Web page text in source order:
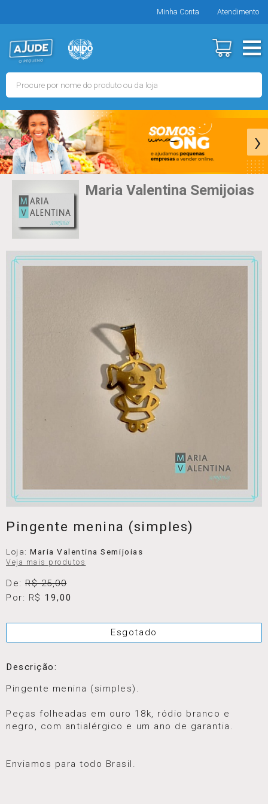
Minha Conta Atendimento
‹ ›
Maria Valentina Semijoias
Pingente menina (simples)
Loja:Maria Valentina Semijoias
Veja mais produtos
De:R$ 25,00
Por: R$ 19,00
Esgotado
Descrição:
Pingente menina (simples).
Peças folheadas em ouro 18k, ródio branco e
negro, com antialérgico e um ano de garantia.
Enviamos para todo Brasil.